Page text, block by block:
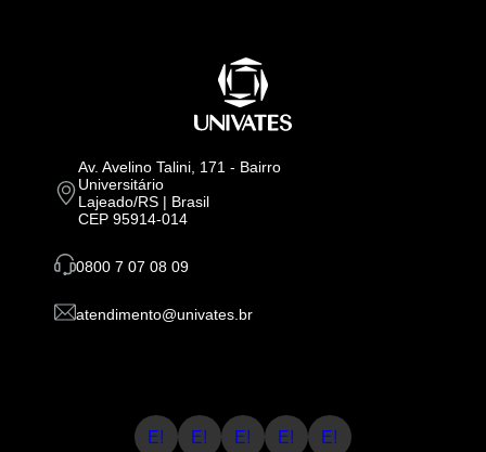
Av. Avelino Talini, 171 - Bairro
Universitário
Lajeado/RS | Brasil
CEP 95914-014
0800 7 07 08 09
atendimento@univates.br
E! E! E! E! E!